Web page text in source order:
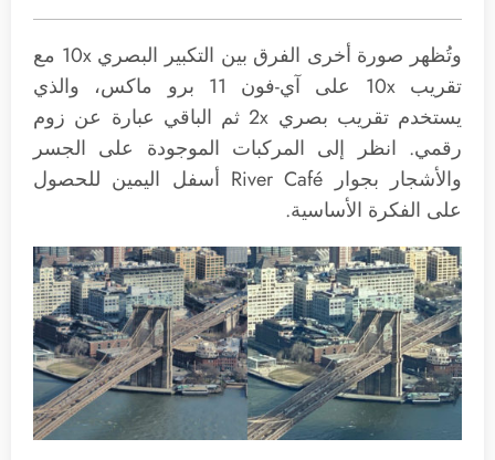
وتُظهر صورة أخرى الفرق بين التكبير البصري 10x مع
تقريب 10x على آي-فون 11 برو ماكس، والذي
يستخدم تقريب بصري 2x ثم الباقي عبارة عن زوم
رقمي. انظر إلى المركبات الموجودة على الجسر
والأشجار بجوار River Café أسفل اليمين للحصول
على الفكرة الأساسية.